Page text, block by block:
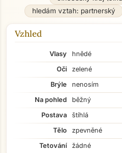
hledám vztah: partnerský
Vzhled
Vlasy
hnědé
Oči
zelené
Brýle
nenosím
Na pohled
běžný
Postava
štíhlá
Tělo
zpevněné
Tetování
žádné